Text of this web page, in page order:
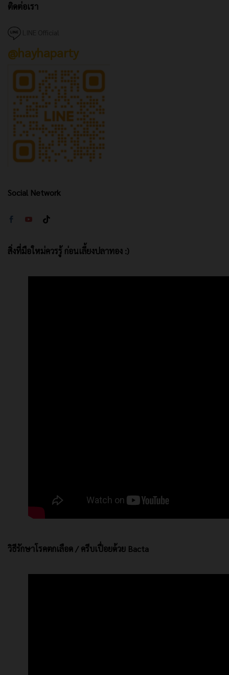
ติดต่อเรา
@hayhaparty
Social Network
สิ่งที่มือใหม่ควรรู้ ก่อนเลี้ยงปลาทอง :)
วิธีรักษาโรคตกเลือด / ครีบเปื่อยด้วย Bacta